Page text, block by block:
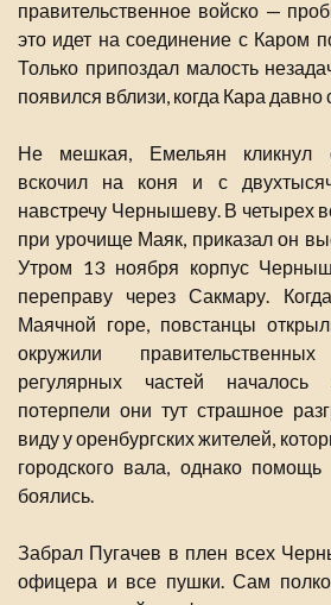
правительственное войско —
это идет на соединение с Каром
Только припоздал малость
появился вблизи, когда Кара давно
Не мешкая, Емельян кликнул
вскочил на коня и с
навстречу Чернышеву. В четырех
при урочище Маяк, приказал он
Утром 13 ноября корпус
переправу через Сакмару.
Маячной горе, повстанцы
окружили
регулярных частей началось
потерпели они тут страшное
виду у оренбургских жителей,
городского вала, однако
боялись.
Забрал Пугачев в плен всех
офицера и все пушки. Сам